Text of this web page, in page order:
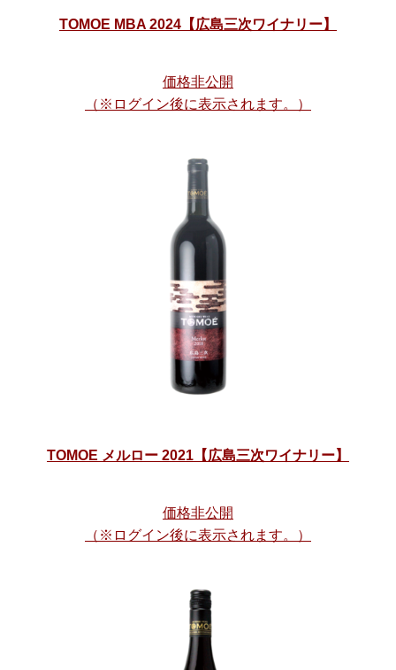
TOMOE MBA 2024【広島三次ワイナリー】
価格非公開
（※ログイン後に表示されます。）
TOMOE メルロー 2021【広島三次ワイナリー】
価格非公開
（※ログイン後に表示されます。）